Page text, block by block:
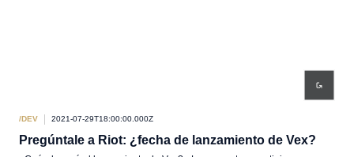
/DEV 2021-07-29T18:00:00.000Z
Pregúntale a Riot: ¿fecha de lanzamiento de Vex?